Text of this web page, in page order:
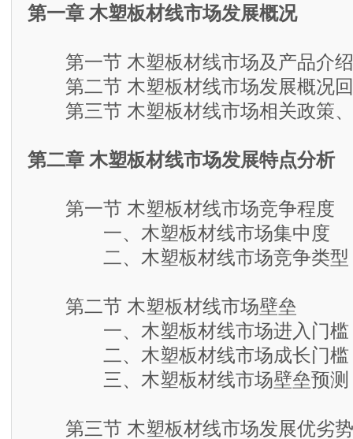
第一章 木塑板材线市场发展概况
第一节 木塑板材线市场及产品介绍
第二节 木塑板材线市场发展概况
第三节 木塑板材线市场相关政策、
第二章 木塑板材线市场发展特点分析
第一节 木塑板材线市场竞争程度
一、木塑板材线市场集中度
二、木塑板材线市场竞争类型
第二节 木塑板材线市场壁垒
一、木塑板材线市场进入门槛
二、木塑板材线市场成长门槛
三、木塑板材线市场壁垒预测
第三节 木塑板材线市场发展优劣